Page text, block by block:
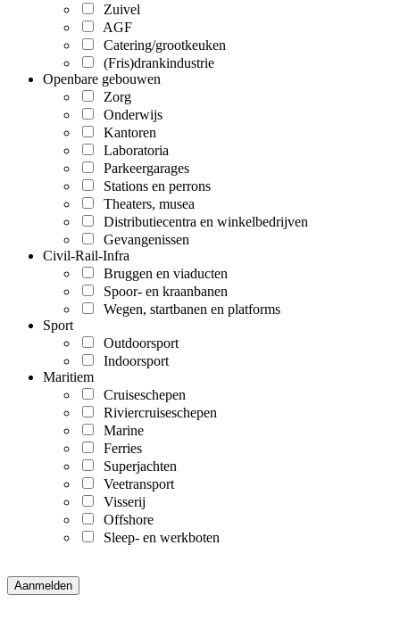
Zuivel
AGF
Catering/grootkeuken
(Fris)drankindustrie
Openbare gebouwen
Zorg
Onderwijs
Kantoren
Laboratoria
Parkeergarages
Stations en perrons
Theaters, musea
Distributiecentra en winkelbedrijven
Gevangenissen
Civil-Rail-Infra
Bruggen en viaducten
Spoor- en kraanbanen
Wegen, startbanen en platforms
Sport
Outdoorsport
Indoorsport
Maritiem
Cruiseschepen
Riviercruiseschepen
Marine
Ferries
Superjachten
Veetransport
Visserij
Offshore
Sleep- en werkboten